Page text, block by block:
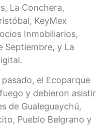
La Conchera,
KeyMex
Inmobiliarios,
Septiembre, y La
el Ecoparque
y debieron asistir
de Gualeguaychú,
Pueblo Belgrano y